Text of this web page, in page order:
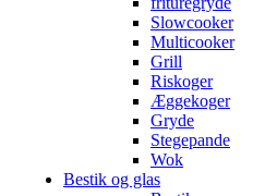
Slowcooker
Multicooker
Grill
Riskoger
Æggekoger
Gryde
Stegepande
Wok
Bestik og glas